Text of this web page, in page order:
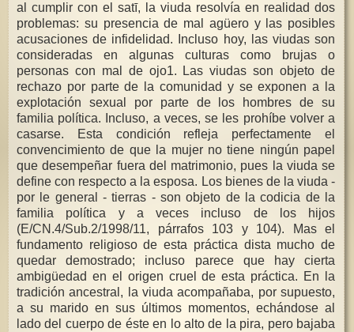
al cumplir con el satī, la viuda resolvía en realidad dos
problemas: su presencia de mal agüero y las posibles
acusaciones de infidelidad. Incluso hoy, las viudas son
consideradas en algunas culturas como brujas o
personas con mal de ojo1. Las viudas son objeto de
rechazo por parte de la comunidad y se exponen a la
explotación sexual por parte de los hombres de su
familia política. Incluso, a veces, se les prohíbe volver a
casarse. Esta condición refleja perfectamente el
convencimiento de que la mujer no tiene ningún papel
que desempeñar fuera del matrimonio, pues la viuda se
define con respecto a la esposa. Los bienes de la viuda -
por le general - tierras - son objeto de la codicia de la
familia política y a veces incluso de los hijos
(E/CN.4/Sub.2/1998/11, párrafos 103 y 104). Mas el
fundamento religioso de esta práctica dista mucho de
quedar demostrado; incluso parece que hay cierta
ambigüedad en el origen cruel de esta práctica. En la
tradición ancestral, la viuda acompañaba, por supuesto,
a su marido en sus últimos momentos, echándose al
lado del cuerpo de éste en lo alto de la pira, pero bajaba